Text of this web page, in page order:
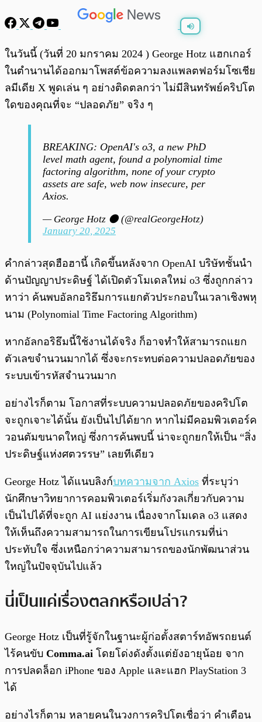
พร้อมเล่น
ในวันนี้ (วันที่ 20 มกราคม 2024 ) George Hotz แฮกเกอร์
ในตำนานได้ออกมาโพสต์ข้อความลงแพลตฟอร์มโซเชีย
ลมีเดีย X พูดเล่น ๆ อย่างติดตลกว่า ไม่มีสินทรัพย์คริปโต
ใดของคุณที่จะ “ปลอดภัย” จริง ๆ
BREAKING: OpenAI's o3, a new PhD
level math agent, found a polynomial time
factoring algorithm, none of your crypto
assets are safe, web now insecure, per
Axios.
— George Hotz 🌑 (@realGeorgeHotz)
January 20, 2025
คำกล่าวสุดฮือฮานี้ เกิดขึ้นหลังจาก OpenAI บริษัทชั้นนำ
ด้านปัญญาประดิษฐ์ ได้เปิดตัวโมเดลใหม่ o3 ซึ่งถูกกล่าว
หาว่า ค้นพบอัลกอริธึมการแยกตัวประกอบในเวลาเชิงพหุ
นาม (Polynomial Time Factoring Algorithm)
หากอัลกอริธึมนี้ใช้งานได้จริง ก็อาจทำให้สามารถแยก
ตัวเลขจำนวนมากได้ ซึ่งจะกระทบต่อความปลอดภัยของ
ระบบเข้ารหัสจำนวนมาก
อย่างไรก็ตาม โอกาสที่ระบบความปลอดภัยของคริปโต
จะถูกเจาะได้นั้น ยังเป็นไปได้ยาก หากไม่มีคอมพิวเตอร์ค
วอนตัมขนาดใหญ่ ซึ่งการค้นพบนี้ น่าจะถูกยกให้เป็น “สิ่ง
ประดิษฐ์แห่งศตวรรษ” เลยทีเดียว
George Hotz ได้แนบลิงก์บทความจาก Axios ที่ระบุว่า
นักศึกษาวิทยาการคอมพิวเตอร์เริ่มกังวลเกี่ยวกับความ
เป็นไปได้ที่จะถูก AI แย่งงาน เนื่องจากโมเดล o3 แสดง
ให้เห็นถึงความสามารถในการเขียนโปรแกรมที่น่า
ประทับใจ ซึ่งเหนือกว่าความสามารถของนักพัฒนาส่วน
ใหญ่ในปัจจุบันไปแล้ว
นี่เป็นแค่เรื่องตลกหรือเปล่า?
George Hotz เป็นที่รู้จักในฐานะผู้ก่อตั้งสตาร์ทอัพรถยนต์
ไร้คนขับ Comma.ai โดยโด่งดังตั้งแต่ยังอายุน้อย จาก
การปลดล็อก iPhone ของ Apple และแฮก PlayStation 3
ได้
อย่างไรก็ตาม หลายคนในวงการคริปโตเชื่อว่า คำเตือน